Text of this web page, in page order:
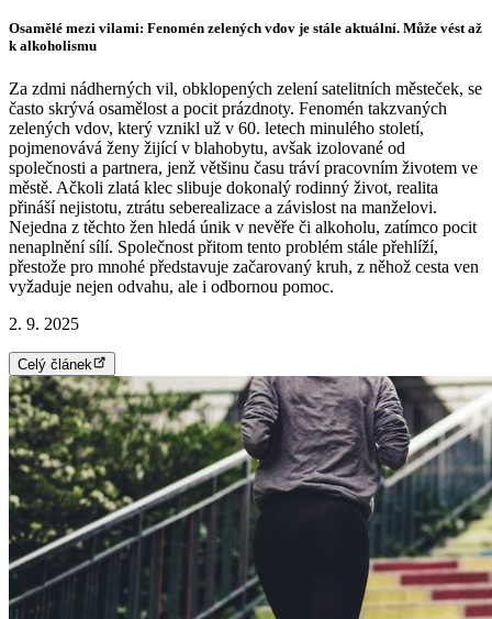
Osamělé mezi vilami: Fenomén zelených vdov je stále aktuální. Může vést až
k alkoholismu
Za zdmi nádherných vil, obklopených zelení satelitních městeček, se
často skrývá osamělost a pocit prázdnoty. Fenomén takzvaných
zelených vdov, který vznikl už v 60. letech minulého století,
pojmenovává ženy žijící v blahobytu, avšak izolované od
společnosti a partnera, jenž většinu času tráví pracovním životem ve
městě. Ačkoli zlatá klec slibuje dokonalý rodinný život, realita
přináší nejistotu, ztrátu seberealizace a závislost na manželovi.
Nejedna z těchto žen hledá únik v nevěře či alkoholu, zatímco pocit
nenaplnění sílí. Společnost přitom tento problém stále přehlíží,
přestože pro mnohé představuje začarovaný kruh, z něhož cesta ven
vyžaduje nejen odvahu, ale i odbornou pomoc.
2. 9. 2025
Celý článek